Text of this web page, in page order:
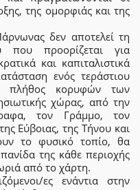
της ομορφιάς και της
δεν αποτελεί τη
που προορίζεται για
και καπιταλιστικά
ενός τεράστιου
πλήθος κορυφών των
χώρας, από την
τον Γράμμο, τον
Εύβοιας, της Τήνου και
το φυσικό τοπίο, θα
της κάθε περιοχής
από το χάρτη.
ες ενάντια στην